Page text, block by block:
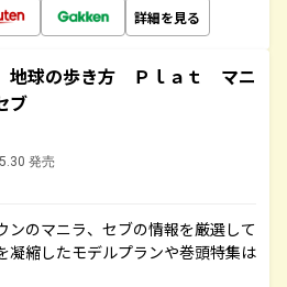
詳細を見る
地球の歩き方 Ｐｌａｔ マニ
ブ
発売
ンのマニラ、セブの情報を厳選して
凝縮したモデルプランや巻頭特集は